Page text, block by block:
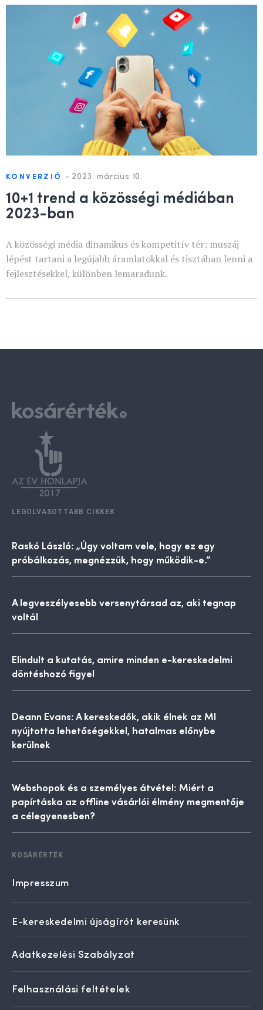
KONVERZIÓ - 2023. március 10.
10+1 trend a közösségi médiában
2023-ban
A közösségi média dinamikus és kompetitív tér: muszáj
lépést tartani a legújabb áramlatokkal és tisztában lenni a
fejlesztésekkel, különben lemaradunk.
LEGOLVASOTTABB CIKKEK
Raskó László: „Úgy voltam vele, hogy ez egy
próbálkozás, megnézzük, hogy működik-e.”
A legveszélyesebb versenytársad az, aki tegnap
voltál
Elindult a kutatás, amire minden e-kereskedelmi
döntéshozó figyel
Deann Evans: A kereskedők, akik élnek az MI
nyújtotta lehetőségekkel, hatalmas előnybe
kerülnek
Webshopok és a személyes átvétel: Miért a
papírtáska az offline vásárlói élmény megmentője
a célegyenesben?
KOSÁRÉRTÉK
Impresszum
E-kereskedelmi újságírót keresünk
Adatkezelési Szabályzat
Felhasználási feltételek